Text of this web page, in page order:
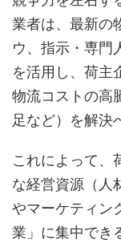
業者は、最新の
ウ、指示・専門
を活用し、荷主
物流コストの高
足など）を解決
これによって、
な経営資源（人
やマーケティン
業」に集中でき